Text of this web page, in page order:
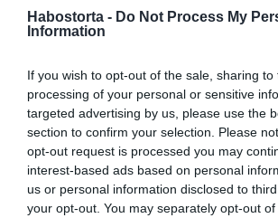
Habostorta - Do Not Process My
Information
If you wish to opt-out of the sale, sharing
processing of your personal or sensitive
targeted advertising by us, please use the
section to confirm your selection. Please
opt-out request is processed you may
interest-based ads based on personal
us or personal information disclosed to
your opt-out. You may separately opt-out
gyorsan fejlődik.
Ehelyett már együtt homokozunk,
kergetőzünk – mondta.
Forrás: Blikk
Megosztás: Facebook Twitter